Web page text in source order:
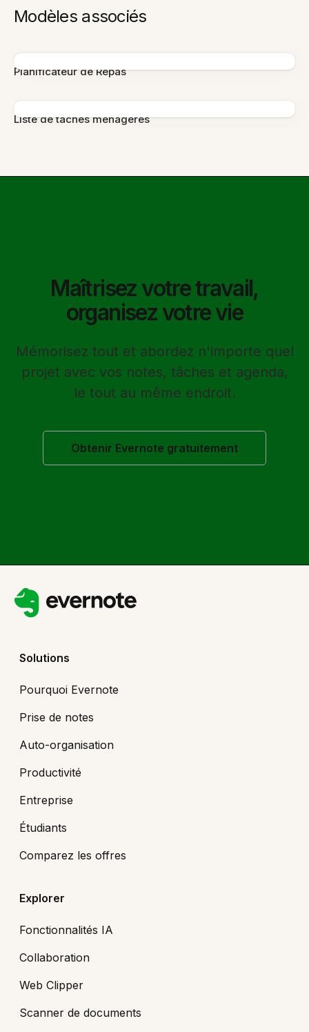
Modèles associés
Planificateur de Repas
Liste de tâches ménagères
Maîtrisez votre travail,
organisez votre vie
Mémorisez tout et abordez n'importe quel
projet avec vos notes, tâches et agenda,
le tout au même endroit.
Obtenir Evernote gratuitement
Solutions
Pourquoi Evernote
Prise de notes
Auto-organisation
Productivité
Entreprise
Étudiants
Comparez les offres
Explorer
Fonctionnalités IA
Collaboration
Web Clipper
Scanner de documents